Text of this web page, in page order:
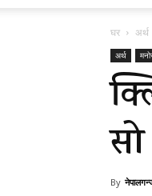
घर अर्थ
अर्थ
सो
By